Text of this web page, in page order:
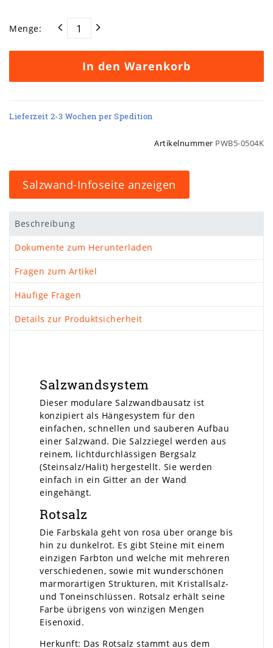
Menge:
In den Warenkorb
Lieferzeit 2-3 Wochen per Spedition
Artikelnummer PWB5-0504K
Salzwand-Infoseite anzeigen
Beschreibung
Dokumente zum Herunterladen
Fragen zum Artikel
Häufige Fragen
Details zur Produktsicherheit
Salzwandsystem
Dieser modulare Salzwandbausatz ist
konzipiert als Hängesystem für den
einfachen, schnellen und sauberen Aufbau
einer Salzwand. Die Salzziegel werden aus
reinem, lichtdurchlässigen Bergsalz
(Steinsalz/Halit) hergestellt. Sie werden
einfach in ein Gitter an der Wand
eingehängt.
Rotsalz
Die Farbskala geht von rosa über orange bis
hin zu dunkelrot. Es gibt Steine mit einem
einzigen Farbton und welche mit mehreren
verschiedenen, sowie mit wunderschönen
marmorartigen Strukturen, mit Kristallsalz-
und Toneinschlüssen. Rotsalz erhält seine
Farbe übrigens von winzigen Mengen
Eisenoxid.
Herkunft: Das Rotsalz stammt aus dem